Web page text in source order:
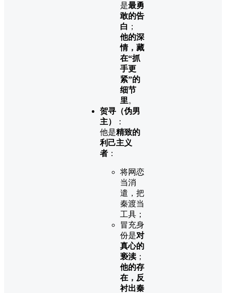
是最勇
敢的告
白 ；
他的深
情，藏
在“抓
手更
紧”的
细节
里。
贺寻（伪男
主）
：
他是精致的
利己主义
者 ：
将网恋
当消
遣，把
秦渡当
工具；
冒充身
份是对
真心的
亵渎；
他的存
在，反
衬出秦